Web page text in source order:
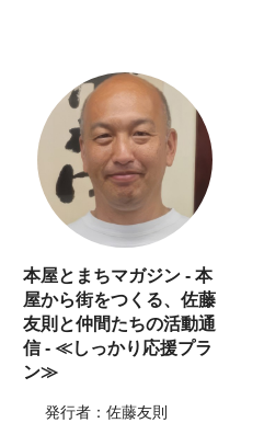
本屋とまちマガジン - 本
屋から街をつくる、佐藤
友則と仲間たちの活動通
信 - ≪しっかり応援プラ
ン≫
発行者：佐藤友則